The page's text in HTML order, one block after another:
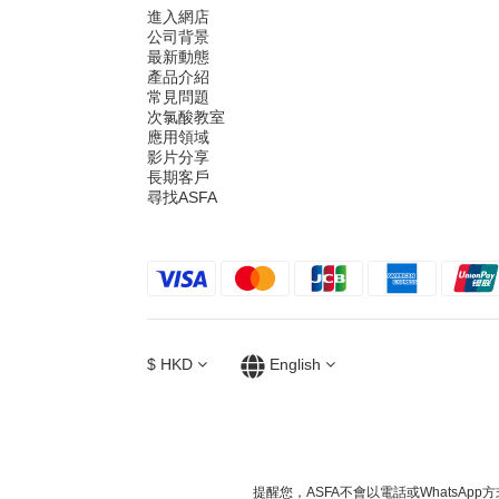
進入網店
公司背景
最新動態
產品介紹
常見問題
次氯酸教室
應用領域
影片分享
長期客戶
尋找ASFA
$ HKD English
提醒您，ASFA不會以電話或WhatsApp